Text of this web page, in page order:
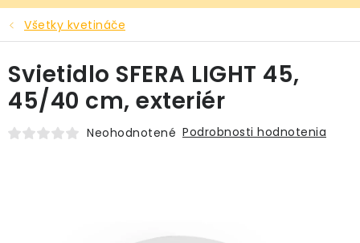
SUBSTRÁTY A PRÍSLUŠENSTVO
SERVIS INTERIÉROVEJ ZELENE
MACHY
Všetky kvetináče
Svietidlo SFERA LIGHT 45,
45/40 cm, exteriér
Neohodnotené Podrobnosti hodnotenia